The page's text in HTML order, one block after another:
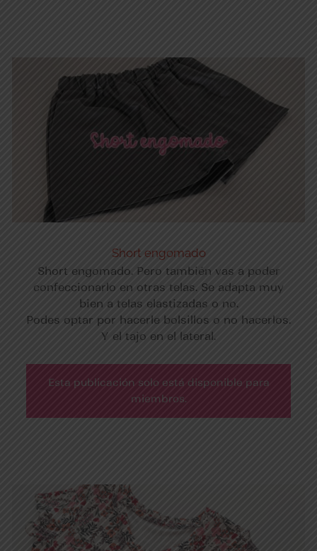
Short engomado
Short engomado. Pero también vas a poder
confeccionarlo en otras telas. Se adapta muy
bien a telas elastizadas o no.
Podes optar por hacerle bolsillos o no hacerlos.
Y el tajo en el lateral.
Esta publicación solo está disponible para
miembros.